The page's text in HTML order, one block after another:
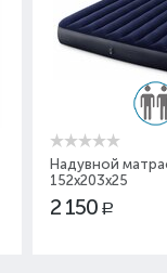
Надувной
152х203х25
2 150 Р